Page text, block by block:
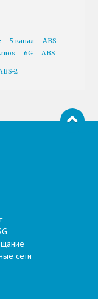
5 канал
ABS-
6G ABS
2
сети